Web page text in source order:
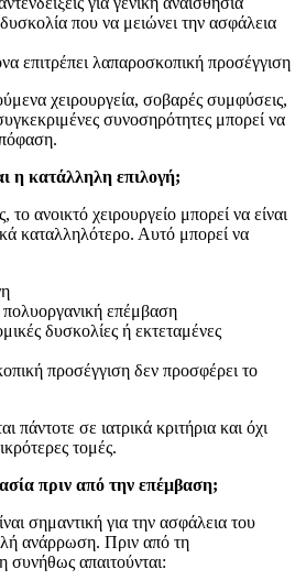
δυσκολία που να μειώνει την ασφάλεια
επιτρέπει λαπαροσκοπική προσέγγιση
χειρουργεία, σοβαρές συμφύσεις,
συνοσηρότητες μπορεί να
η κατάλληλη επιλογή;
το ανοικτό χειρουργείο μπορεί να είναι
καταλληλότερο. Αυτό μπορεί να
πολυοργανική επέμβαση
δυσκολίες ή εκτεταμένες
προσέγγιση δεν προσφέρει το
πάντοτε σε ιατρικά κριτήρια και όχι
τομές.
πριν από την επέμβαση;
σημαντική για την ασφάλεια του
ανάρρωση. Πριν από τη
απαιτούνται: